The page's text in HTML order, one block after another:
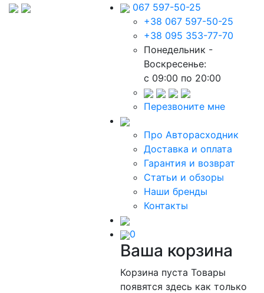
067 597-50-25
+38 067 597-50-25
+38 095 353-77-70
Понедельник -
Воскресенье:
c 09:00 по 20:00
Перезвоните мне
Про Авторасходник
Доставка и оплата
Гарантия и возврат
Статьи и обзоры
Наши бренды
Контакты
0
Ваша корзина
Корзина пустаТовары
появятся здесь как только